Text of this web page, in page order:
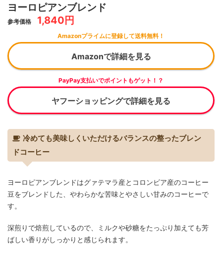
ヨーロピアンブレンド
参考価格 1,840円
Amazonプライムに登録して送料無料！
Amazonで詳細を見る
PayPay支払いでポイントもゲット！？
ヤフーショッピングで詳細を見る
冷めても美味しくいただけるバランスの整ったブレン
ドコーヒー
ヨーロピアンブレンドはグァテマラ産とコロンビア産のコーヒー
豆をブレンドした、やわらかな苦味とやさしい甘みのコーヒーで
す。
深煎りで焙煎しているので、ミルクや砂糖をたっぷり加えても芳
ばしい香りがしっかりと感じられます。